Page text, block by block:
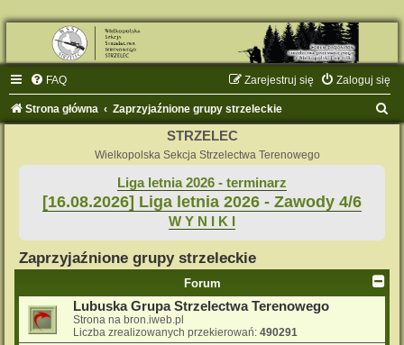
FAQ Zaloguj się
Zarejestruj się
Strona główna Zaprzyjaźnione grupy strzeleckie
STRZELEC
Wielkopolska Sekcja Strzelectwa Terenowego
Liga letnia 2026 - terminarz
[16.08.2026] Liga letnia 2026 - Zawody 4/6
W Y N I K I
Zaprzyjaźnione grupy strzeleckie
Forum
Lubuska Grupa Strzelectwa Terenowego
Strona na bron.iweb.pl
Liczba zrealizowanych przekierowań: 490291